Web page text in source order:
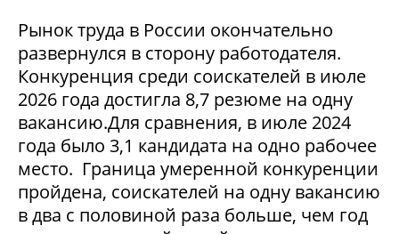
Рынок труда в России окончательно
развернулся в сторону работодателя.
Конкуренция среди соискателей в июле
2026 года достигла 8,7 резюме на одну
вакансию.Для сравнения, в июле 2024
года было 3,1 кандидата на одно рабочее
место. Граница умеренной конкуренции
пройдена, соискателей на одну вакансию
в два с половиной раза больше, чем год